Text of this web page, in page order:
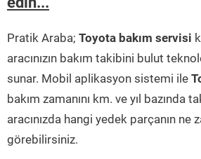
Pratik Araba; Toyota bakım servisi
aracınızın bakım takibini bulut
sunar. Mobil aplikasyon sistemi ile
bakım zamanını km. ve yıl bazında
aracınızda hangi yedek parçanın ne
görebilirsiniz.